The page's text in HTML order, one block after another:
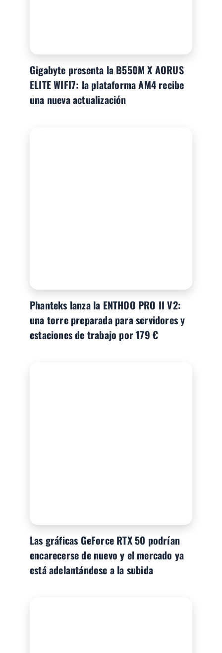
Gigabyte presenta la B550M X AORUS
ELITE WIFI7: la plataforma AM4 recibe
una nueva actualización
Phanteks lanza la ENTHOO PRO II V2:
una torre preparada para servidores y
estaciones de trabajo por 179 €
Las gráficas GeForce RTX 50 podrían
encarecerse de nuevo y el mercado ya
está adelantándose a la subida